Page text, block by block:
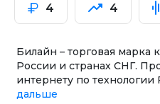
4 4
Билайн – торговая
России и странах СНГ.
интернету по
дальше